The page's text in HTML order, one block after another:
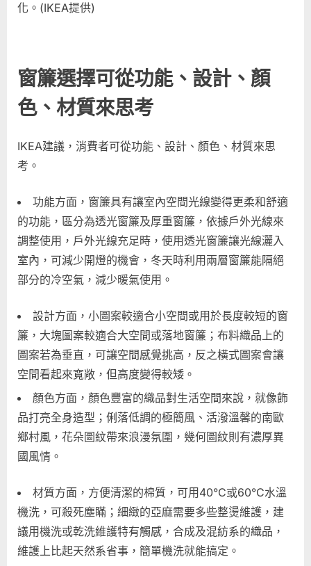
化。(IKEA提供)
窗簾選擇可從功能、設計、顏
色、材質來思考
IKEA建議，消費者可從功能、設計、顏色、材質來思
考。
功能方面，窗簾具有讓室內空間光線變得更柔和舒適
的功能，區分為透光窗簾及厚重窗簾，依據戶外光線來
調整使用，戶外光線充足時，使用透光窗簾讓光線灑入
室內，可減少開燈的機會，冬天時利用兩層窗簾能隔絕
部分的冷空氣，減少暖氣使用。
設計方面，小圖案較適合小空間或用於長度較短的窗
簾，大塊圖案較適合大空間或落地窗簾；布料織品上的
圖案若為垂直，可讓空間感覺挑高，反之橫式圖案會讓
空間看起來寬敞，但高度變得較矮。
顏色方面，顏色豐富的織品對生活空間來說，就像飾
品打亮全身造型；俐落低調的極簡風、活潑溫馨的南歐
鄉村風，花朵圖紋帶來浪漫氛圍，幾何圖紋則有濃厚異
國風情。
材質方面，方便清潔的棉質，可用40°C或60°C水溫
機洗，可殺死塵瞞；細緻的亞麻需要多些整燙維護，建
議用機洗或乾洗維護特有觸感，合成及混紡系的織品，
維護上比起天然系省事，簡單機洗就能搞定。